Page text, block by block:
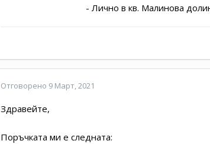
- Лично в кв. Малинова
Отговорено 9 Март, 2021
Здравейте,
Поръчката ми е следната: